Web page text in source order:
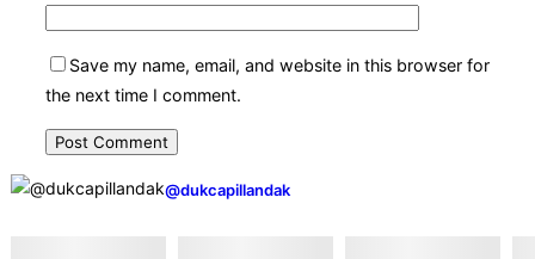
Save my name, email, and website in this browser for
the next time I comment.
@dukcapillandak